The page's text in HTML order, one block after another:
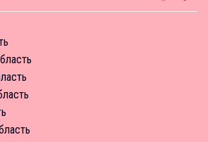
притяжения
притяжения
притяжения
притяжения
притяжения